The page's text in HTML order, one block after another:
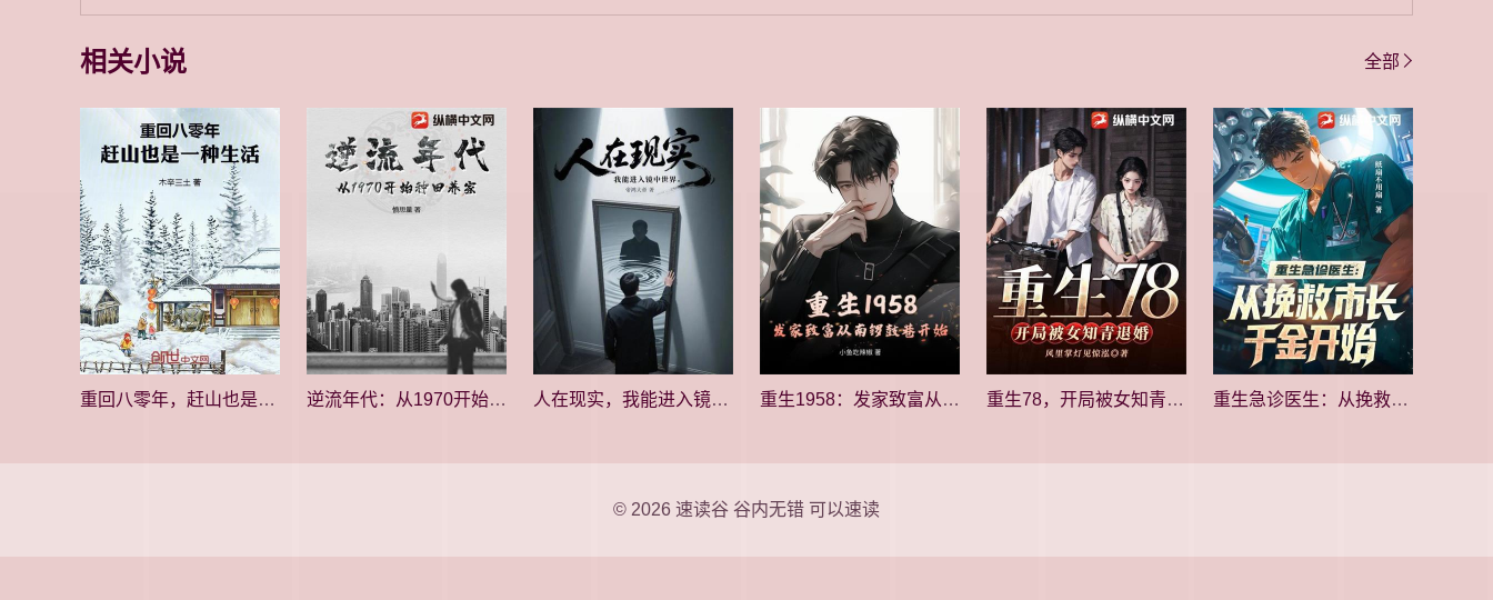
相关小说 全部
重回八零年，赶山也是一种生活 逆流年代：从1970开始种田养家 人在现实，我能进入镜中世界 重生1958：发家致富从南锣鼓巷开始 重生78，开局被女知青退婚 重生急诊医生：从挽救市长千金开始
© 2026 速读谷 谷内无错 可以速读